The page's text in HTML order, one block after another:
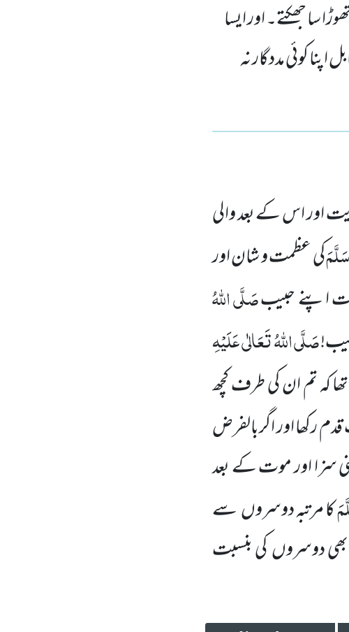
سا جھکتے۔ اور ایسا
کوئی مددگار نہ
اور اس کے بعد والی
کی عظمت و شان اور
اپنے حبیبصَلَّی اللّٰہُ
صَلَّی اللّٰہُ تَعَالٰیعَلَیْہِ
کہ تم ان کی طرف کچھ
رکھا اور اگربالفرض
سزا اور موت کے بعد
کا مرتبہ دوسروںسے
دوسروںکی بنسبت